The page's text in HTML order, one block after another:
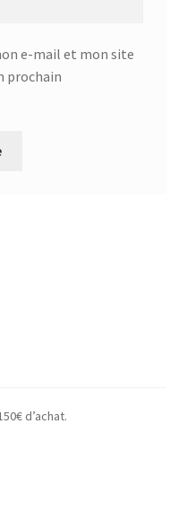
e-mail et mon site
prochain
d’achat.